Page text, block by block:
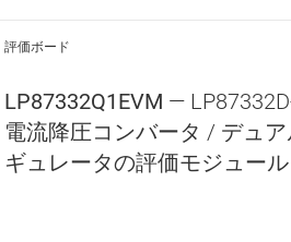
評価ボード
LP87332Q1EVM —
電流降圧コンバータ / デュ
ギュレータの評価モジュール